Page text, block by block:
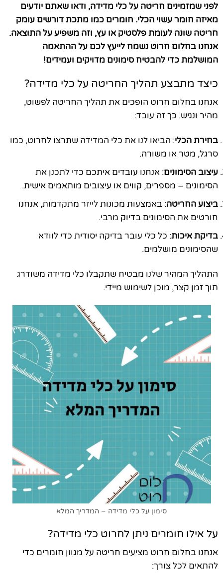
לפני שמזמינים חריטה על כלי מדידה, ודאו שאתם יודעים
מאיזה חומר עשוי הכלי. חומרים כמו מתכת דורשים עומק
חריטה שונה לעומת פלסטיק או עץ, וזה משפיע על התוצאה.
אנחנו בחלום חרוט נשמח לייעץ לכם על ההתאמה
המושלמת כדי להבטיח סימונים מדויקים ועמידים!
כיצד מתבצע תהליך החריטה על כלי מדידה?
אנחנו בחלום חרוט הופכים את תהליך החריטה לפשוט,
מהיר ונגיש. כך זה עובד:
בחירת הכלי: הביאו לנו את כלי המדידה שתרצו לחרוט, כמו
סרגל, מטר או משורה.
עיצוב הסימונים: אנחנו עובדים איתכם כדי לתכנן את
הסימונים – מספרים, קווים או עיצובים מותאמים אישית.
ביצוע החריטה: באמצעות מכונות לייזר מתקדמות, אנחנו
חורטים את הסימונים בדיוק מרבי.
בדיקת איכות: כל כלי עובר בדיקה יסודית כדי לוודא
שהסימונים מושלמים.
התהליך המהיר שלנו מבטיח שתקבלו כלי מדידה משודרג
תוך זמן קצר, מוכן לשימוש מיידי.
סימון על כלי מדידה – המדריך המלא
על אילו חומרים ניתן לחרוט כלי מדידה?
אנחנו בחלום חרוט מציעים חריטה על מגוון חומרים כדי
להתאים לכל צורך: